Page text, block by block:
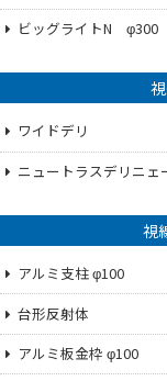
ビッグライトN φ300
ワイドデリ
ニュートラスデリニェ
視
アルミ支柱 φ100
台形反射体
アルミ板金枠 φ100